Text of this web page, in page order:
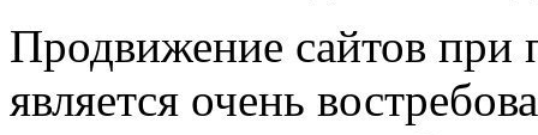
Продвижение сайтов
является очень